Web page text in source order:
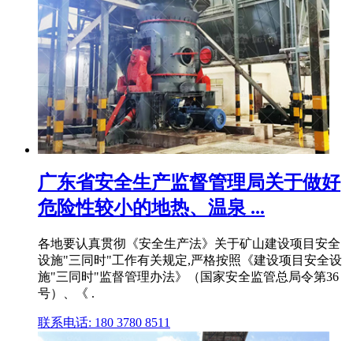
广东省安全生产监督管理局关于做好
危险性较小的地热、温泉 ...
各地要认真贯彻《安全生产法》关于矿山建设项目安全
设施"三同时"工作有关规定,严格按照《建设项目安全设
施"三同时"监督管理办法》（国家安全监管总局令第36
号）、《 .
联系电话: 180 3780 8511